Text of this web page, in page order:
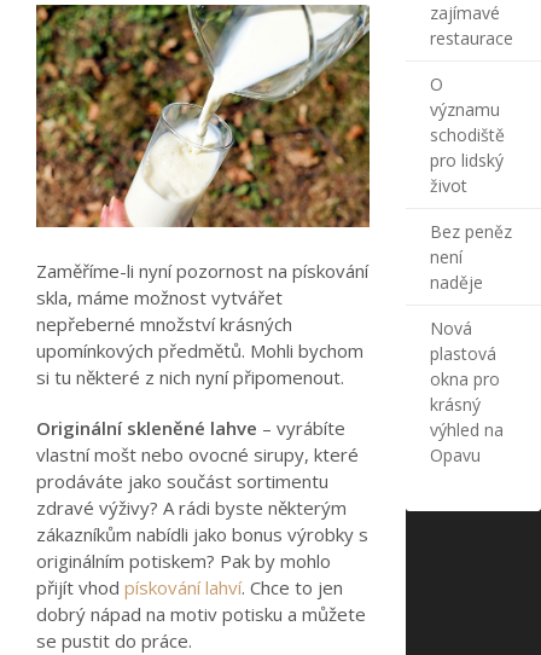
Zaměříme-li nyní pozornost na pískování
skla, máme možnost vytvářet
nepřeberné množství krásných
upomínkových předmětů. Mohli bychom
si tu některé z nich nyní připomenout.
Originální skleněné lahve – vyrábíte
vlastní mošt nebo ovocné sirupy, které
prodáváte jako součást sortimentu
zdravé výživy? A rádi byste některým
zákazníkům nabídli jako bonus výrobky s
originálním potiskem? Pak by mohlo
přijít vhod pískování lahví. Chce to jen
dobrý nápad na motiv potisku a můžete
se pustit do práce.
zajímavé
restaurace
O
významu
schodiště
pro lidský
život
Bez peněz
není
naděje
Nová
plastová
okna pro
krásný
výhled na
Opavu